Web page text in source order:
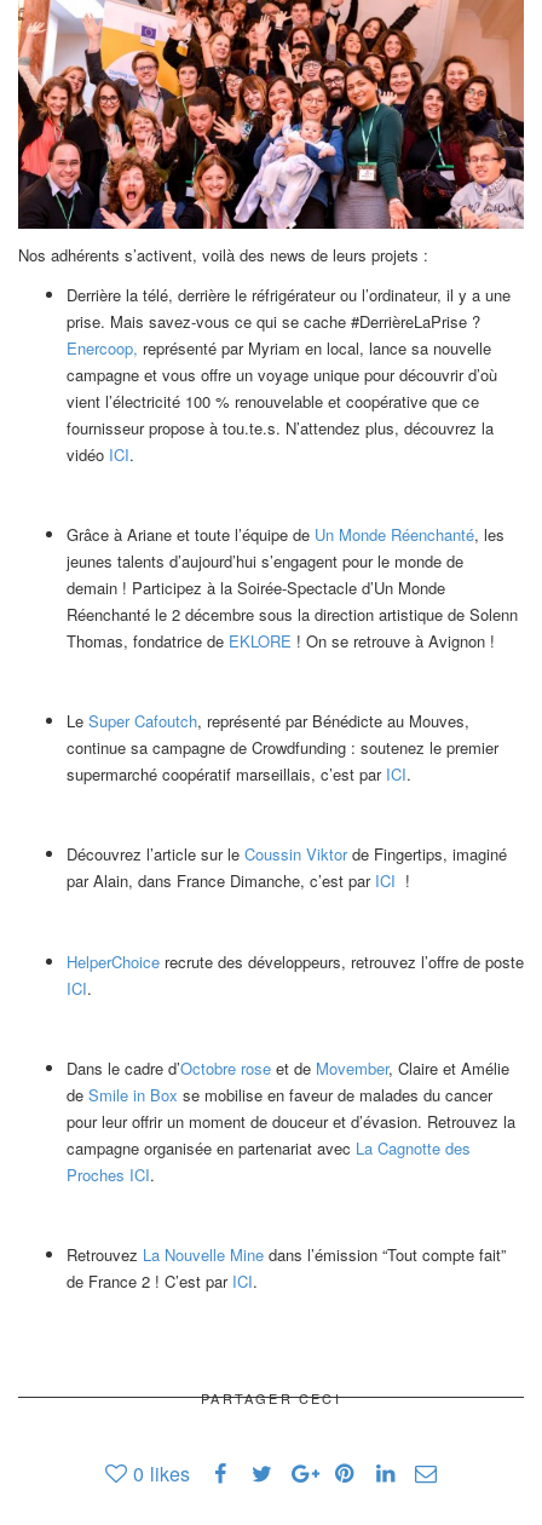
Nos adhérents s’activent, voilà des news de leurs projets :
Derrière la télé, derrière le réfrigérateur ou l’ordinateur, il y a une
prise. Mais savez-vous ce qui se cache #DerrièreLaPrise ?
Enercoop, représenté par Myriam en local, lance sa nouvelle
campagne et vous offre un voyage unique pour découvrir d’où
vient l’électricité 100 % renouvelable et coopérative que ce
fournisseur propose à tou.te.s. N’attendez plus, découvrez la
vidéo ICI.
Grâce à Ariane et toute l’équipe de Un Monde Réenchanté, les
jeunes talents d’aujourd’hui s’engagent pour le monde de
demain ! Participez à la Soirée-Spectacle d’Un Monde
Réenchanté le 2 décembre sous la direction artistique de Solenn
Thomas, fondatrice de EKLORE ! On se retrouve à Avignon !
Le Super Cafoutch, représenté par Bénédicte au Mouves,
continue sa campagne de Crowdfunding : soutenez le premier
supermarché coopératif marseillais, c’est par ICI.
Découvrez l’article sur le Coussin Viktorde Fingertips, imaginé
par Alain, dans France Dimanche, c’est par ICI !
HelperChoice recrute des développeurs, retrouvez l’offre de poste
ICI.
Dans le cadre d’Octobre rose et de Movember, Claire et Amélie
de Smile in Box se mobilise en faveur de malades du cancer
pour leur offrir un moment de douceur et d’évasion. Retrouvez la
campagne organisée en partenariat avec La Cagnotte des
Proches ICI.
Retrouvez La Nouvelle Mine dans l’émission “Tout compte fait”
de France 2 ! C’est par ICI.
PARTAGER CECI
0 likes